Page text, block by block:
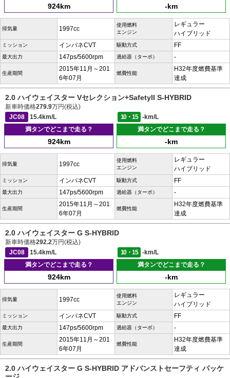
924km -km
排気量 1997cc
使用燃料
エンジン
レギュラー
ハイブリッド
ミッション インパネCVT 駆動方式 FF
最大出力 147ps/5600rpm 過給器（ターボ） -
生産期間
2015年11月～201
6年07月
燃費性能
H32年度燃費基準
達成
2.0 ハイウェイスター Vセレクション+SafetyII S-HYBRID
新車時価格279.9万円(税込)
JC08
15.4km/L 10・15
-km/L
満タンでどこまで走る？
924km
満タンでどこまで走る？
-km
排気量 1997cc
使用燃料
エンジン
レギュラー
ハイブリッド
ミッション インパネCVT 駆動方式 FF
最大出力 147ps/5600rpm 過給器（ターボ） -
生産期間
2015年11月～201
6年07月
燃費性能
H32年度燃費基準
達成
2.0 ハイウェイスター G S-HYBRID
新車時価格292.2万円(税込)
JC08
15.4km/L 10・15
-km/L
満タンでどこまで走る？
924km
満タンでどこまで走る？
-km
排気量 1997cc
使用燃料
エンジン
レギュラー
ハイブリッド
ミッション インパネCVT 駆動方式 FF
最大出力 147ps/5600rpm 過給器（ターボ） -
生産期間
2015年11月～201
6年07月
燃費性能
H32年度燃費基準
達成
2.0 ハイウェイスター G S-HYBRID アドバンストセーフティ パッケ